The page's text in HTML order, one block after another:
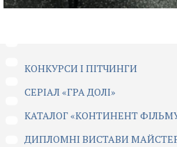
КОНКУРСИ І ПІТЧИНГИ
CЕРІАЛ «ГРА ДОЛІ»
КАТАЛОГ «КОНТИНЕНТ
ДИПЛОМНІ ВИСТАВИ